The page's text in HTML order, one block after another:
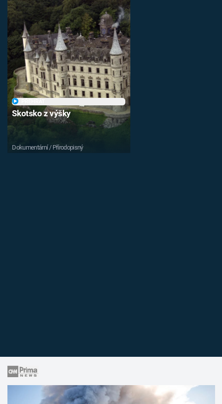
Skotsko z výšky
Dokumentární / Přírodopisný